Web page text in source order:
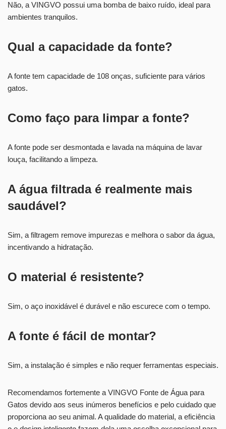
Não, a VINGVO possui uma bomba de baixo ruído, ideal para
ambientes tranquilos.
Qual a capacidade da fonte?
A fonte tem capacidade de 108 onças, suficiente para vários
gatos.
Como faço para limpar a fonte?
A fonte pode ser desmontada e lavada na máquina de lavar
louça, facilitando a limpeza.
A água filtrada é realmente mais
saudável?
Sim, a filtragem remove impurezas e melhora o sabor da água,
incentivando a hidratação.
O material é resistente?
Sim, o aço inoxidável é durável e não escurece com o tempo.
A fonte é fácil de montar?
Sim, a instalação é simples e não requer ferramentas especiais.
Recomendamos fortemente a VINGVO Fonte de Água para
Gatos devido aos seus inúmeros benefícios e pelo cuidado que
proporciona ao seu animal. A qualidade do material, a eficiência